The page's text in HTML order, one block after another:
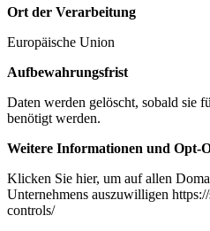
Ort der Verarbeitung
Europäische Union
Aufbewahrungsfrist
Daten werden gelöscht, sobald sie
benötigt werden.
Weitere Informationen und Opt-
Klicken Sie hier, um auf allen
Unternehmens auszuwilligen
controls/